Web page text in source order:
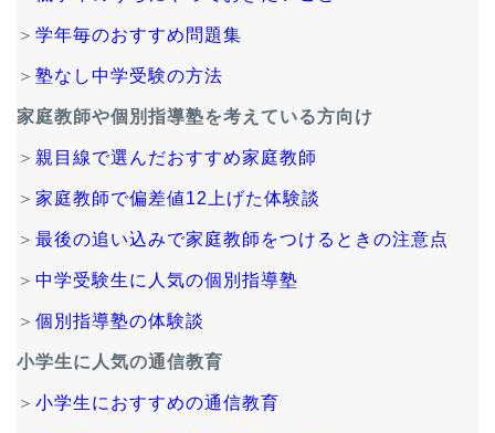
＞ 学年毎のおすすめ問題集
＞ 塾なし中学受験の方法
家庭教師や個別指導塾を考えている方向け
＞ 親目線で選んだおすすめ家庭教師
＞ 家庭教師で偏差値12上げた体験談
＞ 最後の追い込みで家庭教師をつけるときの注意点
＞ 中学受験生に人気の個別指導塾
＞ 個別指導塾の体験談
小学生に人気の通信教育
＞ 小学生におすすめの通信教育